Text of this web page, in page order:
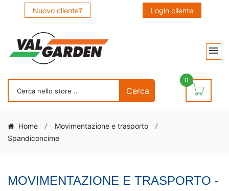
Nuovo cliente? Login cliente
0
Home
Movimentazione e trasporto
Spandiconcime
MOVIMENTAZIONE E TRASPORTO -